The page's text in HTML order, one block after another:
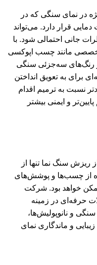
در نمای سنگی که در
قرار دارد. می‌تواند
جانی احتمالی شود. با
مانند چسب اپوکسی
رنگ‌های سه‌جزئی سنگی
برای به تعویق انداختن
نسبت به ترمیم اقدام
و ایمنی بیشتر
ریزش سنگ نما تنها از
از چسب‌ها و پوشش‌های
خواهد بود. شرکت
حرفه‌ای در زمینه
و نانوپولیش‌ها،
و ماندگاری نمای